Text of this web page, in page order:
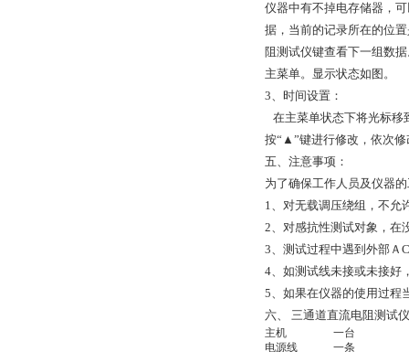
仪器中有不掉电存储器，
据，当前的记录所在的位
阻测试仪键查看下一组数
主菜单。显示状态如图。
3、时间设置：
在主菜单状态下将光标移
按“▲”键进行修改，依次修
五、注意事项：
为了确保工作人员及仪器
1、对无载调压绕组，不允
2、对感抗性测试对象，在
3、测试过程中遇到外部Ａ
4、如测试线未接或未接好
5、如果在仪器的使用过程
六、 三通道直流电阻测试
主机
一台
电源线
一条